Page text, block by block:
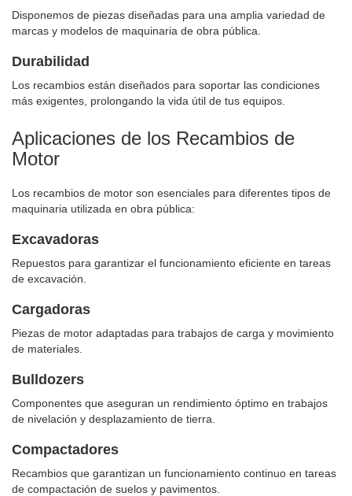
Disponemos de piezas diseñadas para una amplia variedad de
marcas y modelos de maquinaria de obra pública.
Durabilidad
Los recambios están diseñados para soportar las condiciones
más exigentes, prolongando la vida útil de tus equipos.
Aplicaciones de los Recambios de
Motor
Los recambios de motor son esenciales para diferentes tipos de
maquinaria utilizada en obra pública:
Excavadoras
Repuestos para garantizar el funcionamiento eficiente en tareas
de excavación.
Cargadoras
Piezas de motor adaptadas para trabajos de carga y movimiento
de materiales.
Bulldozers
Componentes que aseguran un rendimiento óptimo en trabajos
de nivelación y desplazamiento de tierra.
Compactadores
Recambios que garantizan un funcionamiento continuo en tareas
de compactación de suelos y pavimentos.